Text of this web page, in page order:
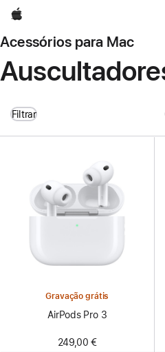
Apple
Acessórios para Mac
Filtrar
Gravação grátis
AirPods Pro 3
249,00 €